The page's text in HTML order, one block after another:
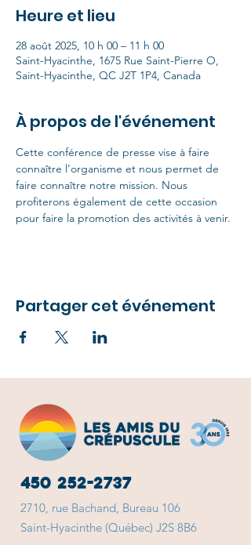
Heure et lieu
28 août 2025, 10 h 00 – 11 h 00
Saint-Hyacinthe, 1675 Rue Saint-Pierre O,
Saint-Hyacinthe, QC J2T 1P4, Canada
À propos de l'événement
Cette conférence de presse vise à faire
connaître l’organisme et nous permet de
faire connaître notre mission. Nous
profiterons également de cette occasion
pour faire la promotion des activités à venir.
Partager cet événement
450 252-2737
2710, rue Bachand, Bureau 106
Saint-Hyacinthe (Québec) J2S 8B6